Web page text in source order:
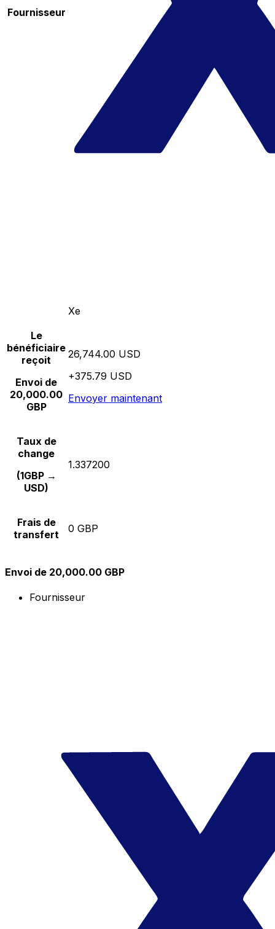
Fournisseur
Xe
Le
bénéficiaire
reçoit
Envoi de
20,000.00
GBP
26,744.00 USD
+375.79 USD
Envoyer maintenant
Taux de
change
(1GBP →
USD)
1.337200
Frais de
transfert
0 GBP
Envoi de 20,000.00 GBP
Fournisseur